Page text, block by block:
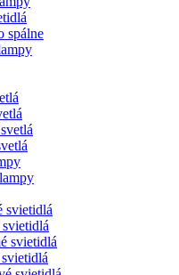
spálne
svietidlá
svietidlá